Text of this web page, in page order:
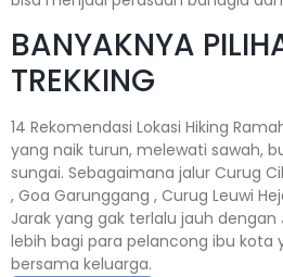
BANYAKNYA
TREKKING
14 Rekomendasi Lokasi Hiking
yang naik turun, melewati sawah,
sungai. Sebagaimana jalur Curug
, Goa Garunggang , Curug Leuwi
Jarak yang gak terlalu jauh
lebih bagi para pelancong ibu kota
bersama keluarga.